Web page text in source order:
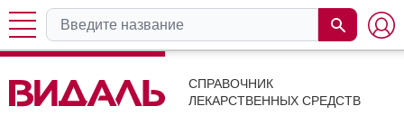
СПРАВОЧНИК
ЛЕКАРСТВЕННЫХ СРЕДСТВ